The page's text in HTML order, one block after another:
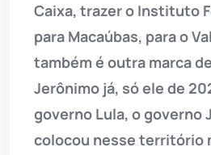
Caixa, trazer o Instituto
para Macaúbas, para o
também é outra marca
Jerônimo já, só ele de
governo Lula, o governo
colocou nesse território